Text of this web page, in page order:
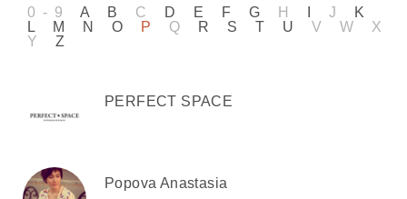
0-9
A B C D E F G H J
K
L
M N O P Q R S T U V W
X
Y
Z
PERFECT SPACE
Popova Anastasia